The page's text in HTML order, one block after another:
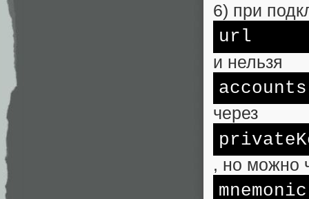
6) при
url
и нельзя
accounts
через
, но можно
mnemonic